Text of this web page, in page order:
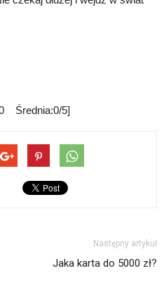
Średnia:0/5]
Następny artykuł
Jaka karta do 5000 zł?